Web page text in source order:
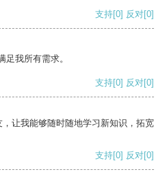
支持[0] 反对[0]
我所有需求。
支持[0] 反对[0]
让我能够随时随地学习新知识，拓宽
支持[0] 反对[0]